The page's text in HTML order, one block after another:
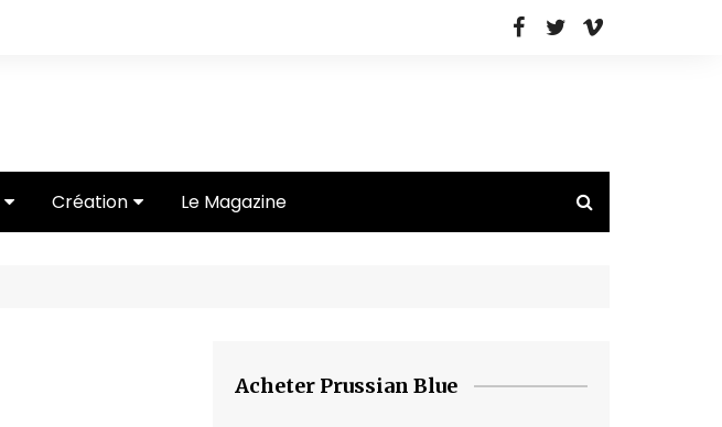
Création Le Magazine
Acheter Prussian Blue